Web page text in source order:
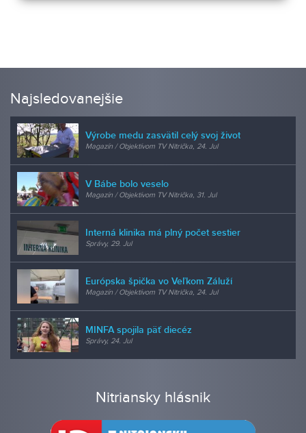
Najsledovanejšie
Výrobe medu zasvätil celý svoj život
Magazín / Objektívom TV Nitrička, 24. Jul
V Bábe bolo veselo
Magazín / Objektívom TV Nitrička, 31. Jul
Interná klinika má plný počet sestier
Správy, 29. Jul
Európska špička vo Veľkom Záluží
Magazín / Objektívom TV Nitrička, 24. Jul
MINFA spojila päť diecéz
Správy, 24. Jul
Nitriansky hlásnik